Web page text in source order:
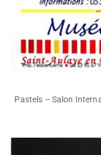
Pastels – Salon